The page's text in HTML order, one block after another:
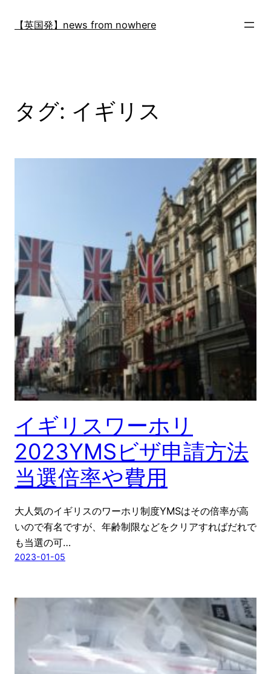
【英国発】news from nowhere
タグ: イギリス
イギリスワーホリ
2023YMSビザ申請方法
当選倍率や費用
大人気のイギリスのワーホリ制度YMSはその倍率が高
いので有名ですが、年齢制限などをクリアすればだれで
も当選の可…
2023-01-05